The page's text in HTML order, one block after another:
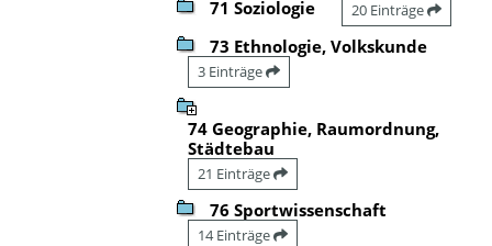
71 Soziologie 20 Einträge
73 Ethnologie, Volkskunde
3 Einträge
74 Geographie, Raumordnung,
Städtebau
21 Einträge
76 Sportwissenschaft
14 Einträge